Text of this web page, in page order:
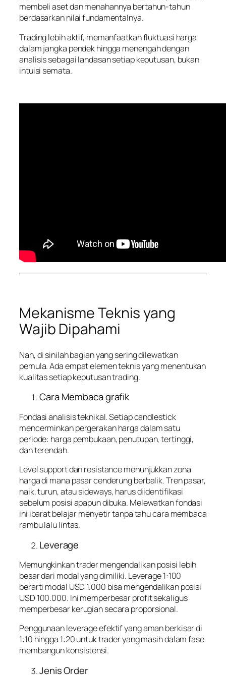
membeli aset dan menahannya bertahun-tahun
berdasarkan nilai fundamentalnya.
Trading lebih aktif, memanfaatkan fluktuasi harga
dalam jangka pendek hingga menengah dengan
analisis sebagai landasan setiap keputusan, bukan
intuisi semata.
Mekanisme Teknis yang
Wajib Dipahami
Nah, di sinilah bagian yang sering dilewatkan
pemula. Ada empat elemen teknis yang menentukan
kualitas setiap keputusan trading.
Cara Membaca grafik
Fondasi analisis teknikal. Setiap candlestick
mencerminkan pergerakan harga dalam satu
periode: harga pembukaan, penutupan, tertinggi,
dan terendah.
Level support dan resistance menunjukkan zona
harga di mana pasar cenderung berbalik. Tren pasar,
naik, turun, atau sideways, harus diidentifikasi
sebelum posisi apapun dibuka. Melewatkan fondasi
ini ibarat belajar menyetir tanpa tahu cara membaca
rambu lalu lintas.
Leverage
Memungkinkan trader mengendalikan posisi lebih
besar dari modal yang dimiliki. Leverage 1:100
berarti modal USD 1.000 bisa mengendalikan posisi
USD 100.000. Ini memperbesar profit sekaligus
memperbesar kerugian secara proporsional.
Penggunaan leverage efektif yang aman berkisar di
1:10 hingga 1:20 untuk trader yang masih dalam fase
membangun konsistensi.
Jenis Order